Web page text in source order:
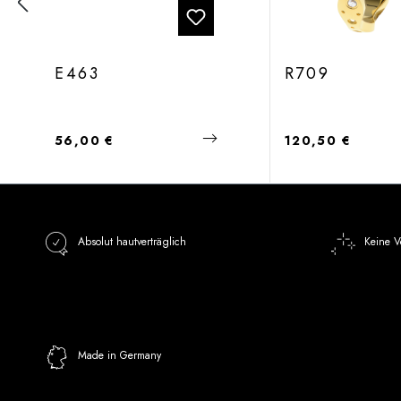
E463
Regulärer Preis:
56,00 €
R709
Regulärer Preis:
120,50 €
Absolut hautverträglich Keine
Made in Germany